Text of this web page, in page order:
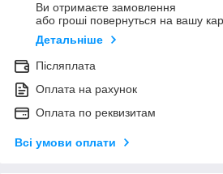
Ви отримаєте замовлення
або гроші повернуться на вашу
Детальніше
Післяплата
Оплата на рахунок
Оплата по реквизитам
Всі умови оплати